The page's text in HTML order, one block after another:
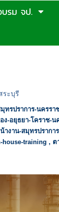
รม จป.
ระบุรี
ทรปราการ-นครร
ง-อยุธยา-โคราช-น
างาน-สมุทรปราการ
house-training , ต